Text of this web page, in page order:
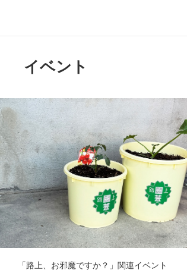
イベント
「路上、お邪魔ですか？」関連イベント